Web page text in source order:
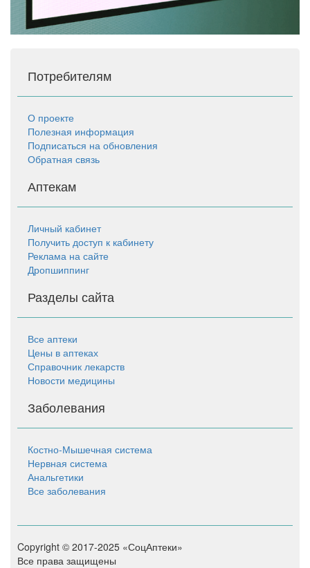
Потребителям
О проекте
Полезная информация
Подписаться на обновления
Обратная связь
Аптекам
Личный кабинет
Получить доступ к кабинету
Реклама на сайте
Дропшиппинг
Разделы сайта
Все аптеки
Цены в аптеках
Справочник лекарств
Новости медицины
Заболевания
Костно-Мышечная система
Нервная система
Анальгетики
Все заболевания
Copyright © 2017-2025 «СоцАптеки»
Все права защищены